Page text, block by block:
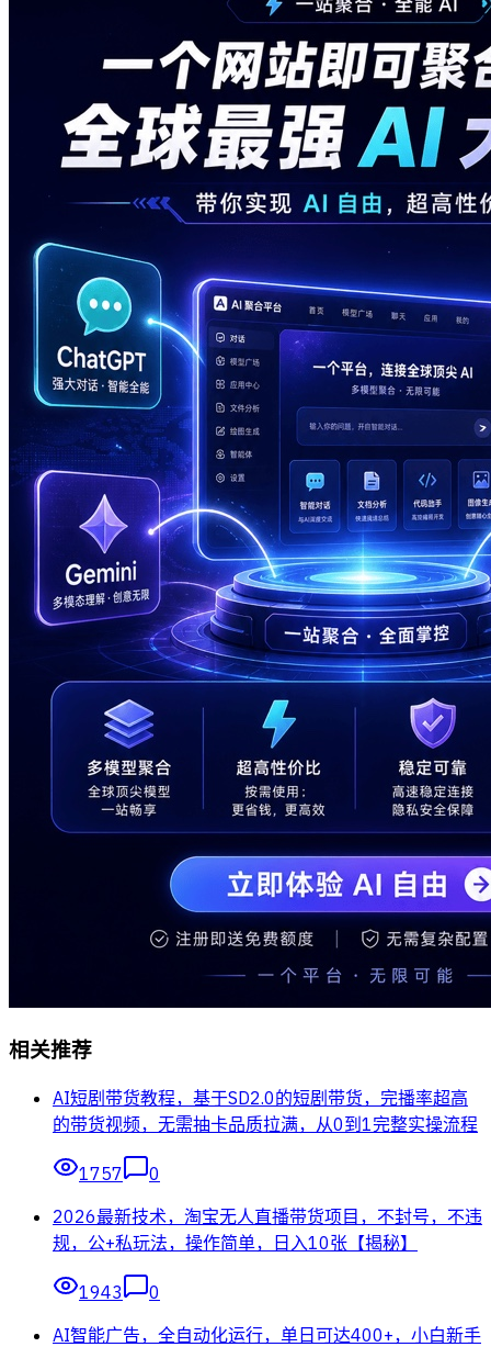
相关推荐
AI短剧带货教程，基于SD2.0的短剧带货，完播率超高
的带货视频，无需抽卡品质拉满，从0到1完整实操流程
1757
0
2026最新技术，淘宝无人直播带货项目，不封号，不违
规，公+私玩法，操作简单，日入10张【揭秘】
1943
0
AI智能广告，全自动化运行，单日可达400+，小白新手